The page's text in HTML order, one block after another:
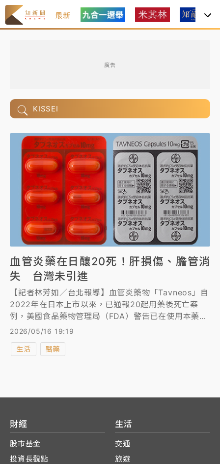
最新
廣告
KISSEI
血管炎藥在日釀20死！肝損傷、膽管消
失 台灣未引進
【記者林芳如／台北報導】血管炎藥物「Tavneos」自
2022年在日本上市以來，已通報20起用藥後死亡案
例，美國食品藥物管理局（FDA）警告已在使用本藥品
的患者中發現嚴重藥物性肝損傷、膽管消失症候群，橘
品。食藥署表示，台灣並無核准該藥品許可證，且國內
2026/05/16 19:19
生活 醫藥
財經
股市基金
投資長觀點
生活
交通
旅遊